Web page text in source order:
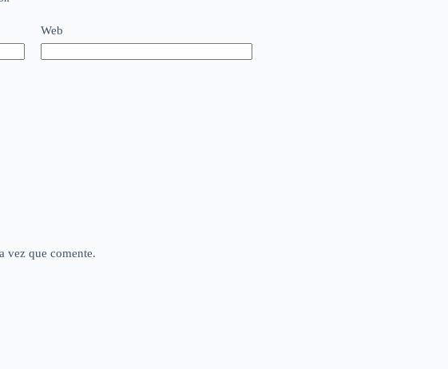
Web
vez que comente.